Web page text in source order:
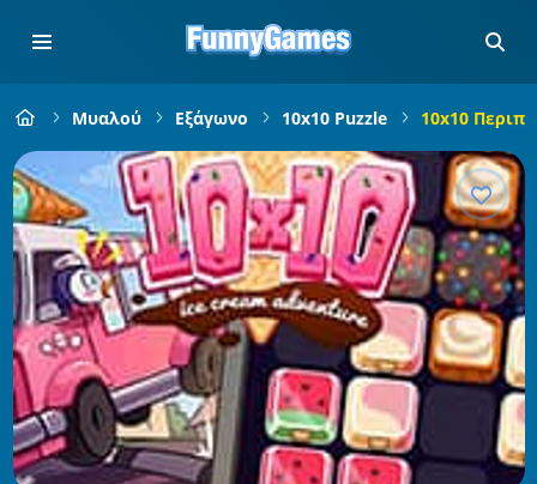
Μυαλού Εξάγωνο 10x10 Puzzle 10x10